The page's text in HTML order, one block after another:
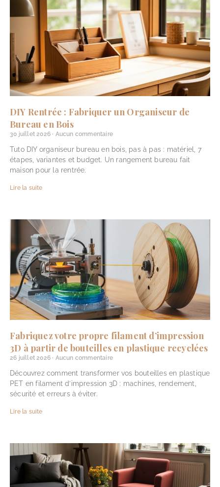
DIY Rentrée : Fabriquer un Organiseur de
Bureau en Bois
30 juillet 2026 Aucun commentaire
Tuto DIY organiseur bureau en bois, pas à pas : matériel, 7
étapes, variantes et budget. Un rangement bureau fait
maison pour la rentrée.
Lire la suite
Fabriquez votre propre filament d’impression
3D à partir de bouteilles en plastique recyclées
26 juillet 2026 Aucun commentaire
Découvrez comment transformer vos bouteilles en plastique
PET en filament d’impression 3D : machines, rendement,
sécurité et erreurs à éviter.
Lire la suite